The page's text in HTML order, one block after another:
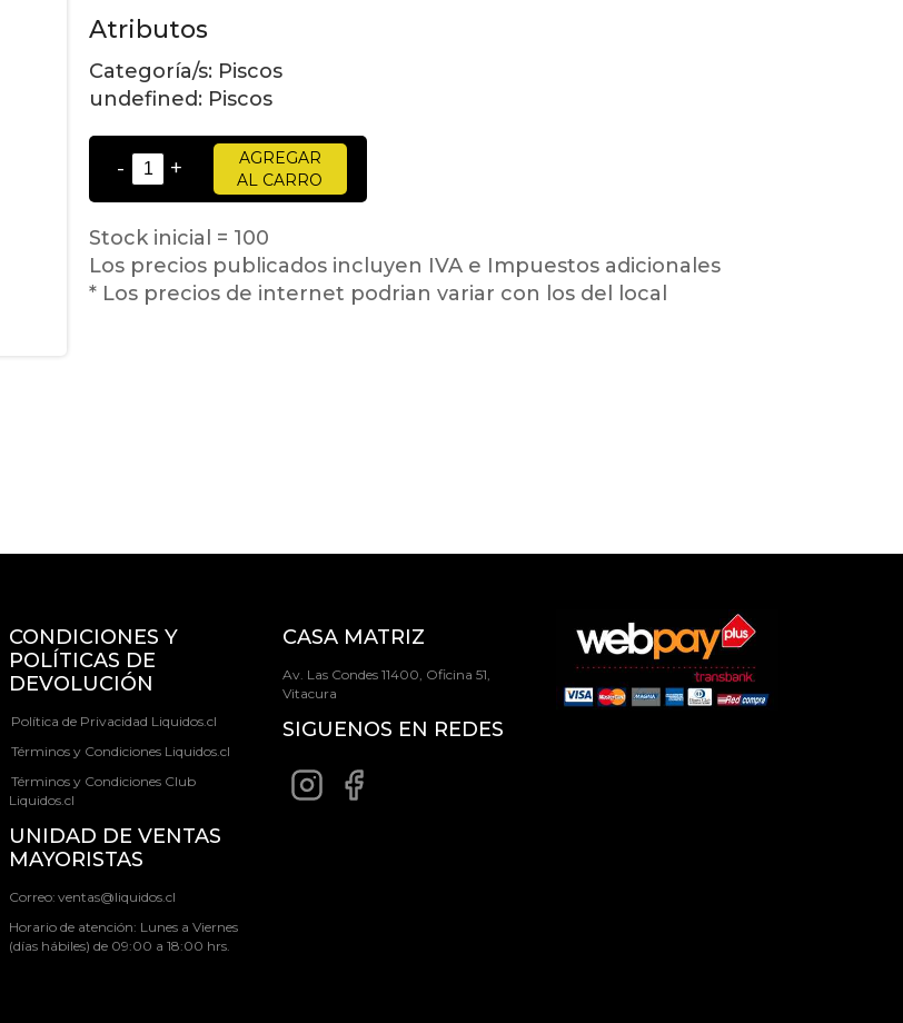
Atributos
Categoría/s: Piscos
undefined: Piscos
- +
AGREGAR
AL CARRO
Stock inicial = 100
Los precios publicados incluyen IVA e Impuestos adicionales
* Los precios de internet podrian variar con los del local
CONDICIONES Y
POLÍTICAS DE
DEVOLUCIÓN
Política de Privacidad Liquidos.cl
Términos y Condiciones Liquidos.cl
Términos y Condiciones Club
Liquidos.cl
UNIDAD DE VENTAS
MAYORISTAS
Correo: ventas@liquidos.cl
Horario de atención: Lunes a Viernes
(días hábiles) de 09:00 a 18:00 hrs.
CASA MATRIZ
Av. Las Condes 11400, Oficina 51,
Vitacura
SIGUENOS EN REDES